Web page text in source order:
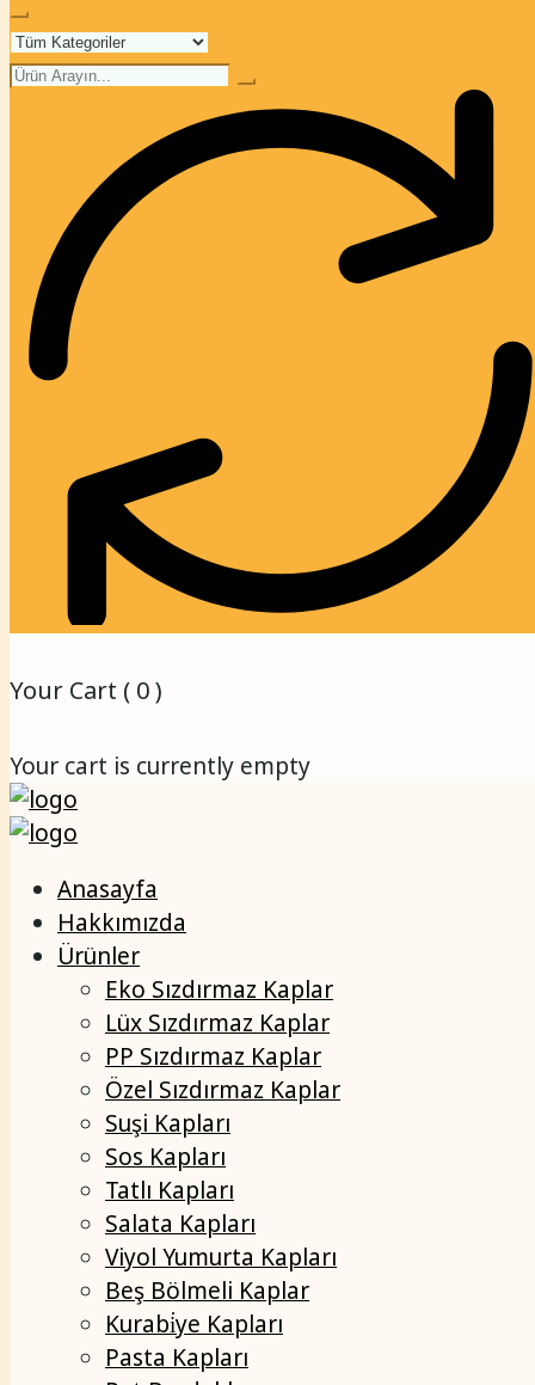
Your Cart ( 0)
Your cart is currently empty
Anasayfa
Hakkımızda
Ürünler
Eko Sızdırmaz Kaplar
Lüx Sızdırmaz Kaplar
PP Sızdırmaz Kaplar
Özel Sızdırmaz Kaplar
Suşi Kapları
Sos Kapları
Tatlı Kapları
Salata Kapları
Viyol Yumurta Kapları
Beş Bölmeli Kaplar
Kurabi̇ye Kapları
Pasta Kapları